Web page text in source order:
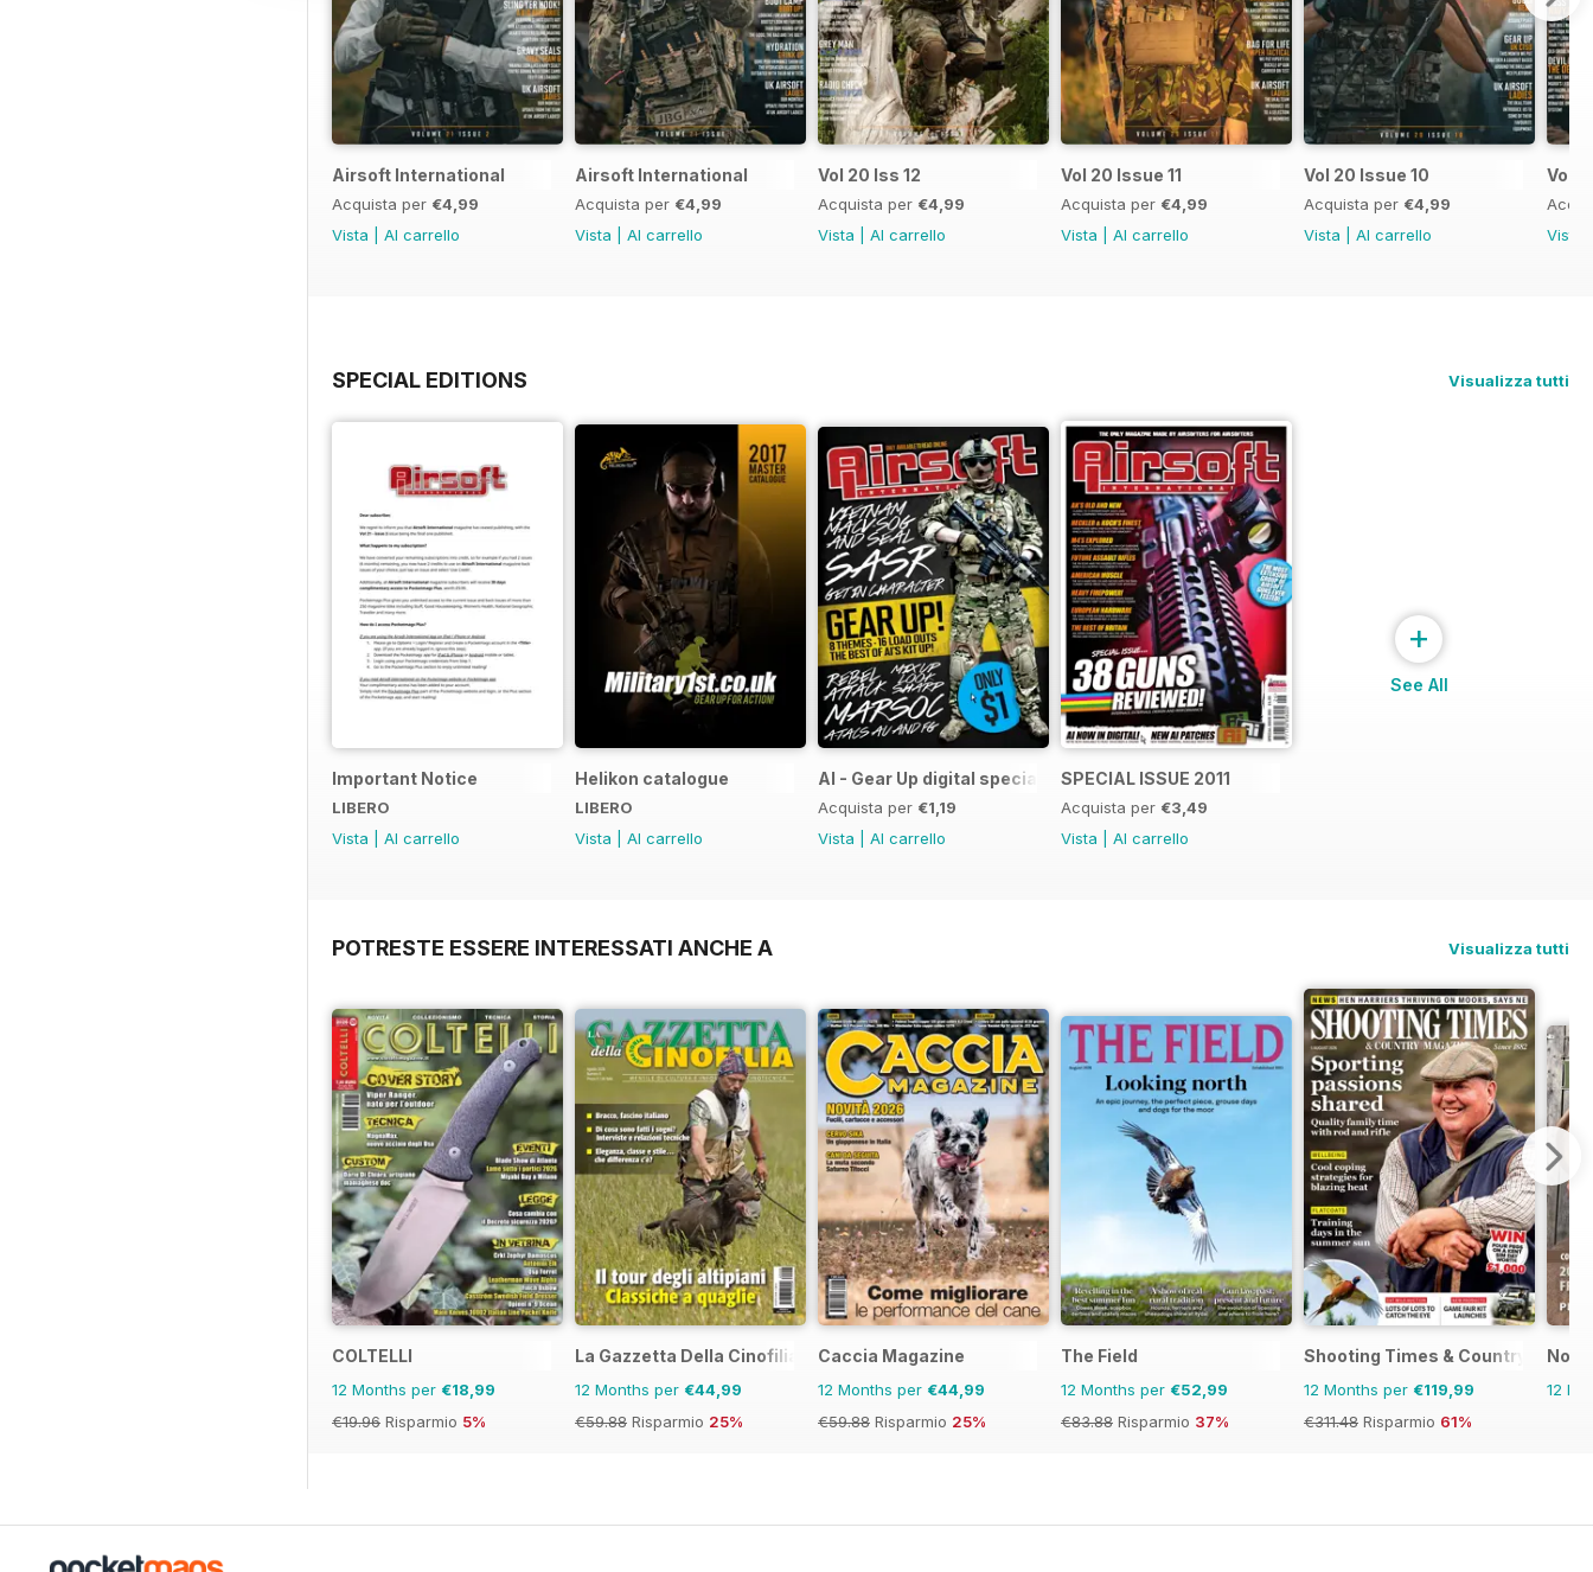
Airsoft International
Acquista per €4,99
Vista
Al carrello
Airsoft International
Acquista per €4,99
Vista
Al carrello
Vol 20 Iss 12
Acquista per €4,99
Vista
Al carrello
Vol 20 Issue 11
Acquista per €4,99
Vista
Al carrello
Vol 20 Issue 10
Acquista per €4,99
Vista
Al carrello
Vol
Vista
SPECIAL EDITIONS Visualizza tutti
Important Notice
LIBERO
Vista
Al carrello
Helikon catalogue
LIBERO
Vista
Al carrello
AI - Gear Up digital special
Acquista per €1,19
Vista
Al carrello
SPECIAL ISSUE 2011
Acquista per €3,49
Vista
Al carrello
+
See All
POTRESTE ESSERE INTERESSATI ANCHE A Visualizza tutti
COLTELLI
12 Months per €18,99
€19.96 Risparmio 5%
La Gazzetta Della Cinofilia Venatoria
12 Months per €44,99
€59.88 Risparmio 25%
Caccia Magazine
12 Months per €44,99
€59.88 Risparmio 25%
The Field
12 Months per €52,99
€83.88 Risparmio 37%
Shooting Times & Country
12 Months per €119,99
€311.48 Risparmio 61%
12